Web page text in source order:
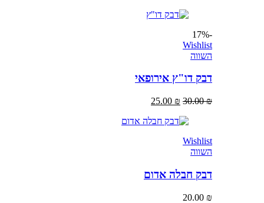
Wishlist
דבק דו"ץ אירופאי
30.00
25.00₪
Wishlist
דבק חבלה אדום
20.00